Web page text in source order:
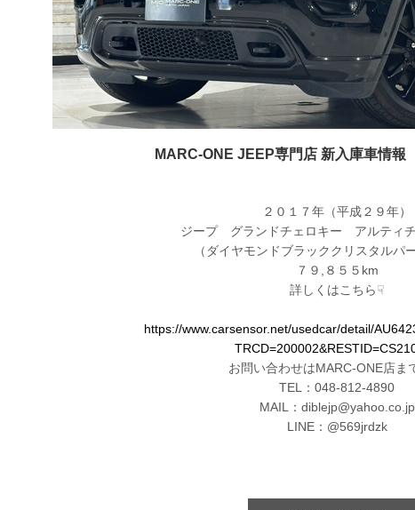
MARC-ONE JEEP専門店 新入庫車情報
２０１７年（平成２９年）
ジープ グランドチェロキー アルティ
（ダイヤモンドブラッククリスタルパ
７９,８５５km
詳しくはこちら☟
https://www.carsensor.net/usedcar/detail/
お問い合わせはMARC-ONE店ま
TEL：048-812-4890
MAIL：diblejp@yahoo.co.jp
LINE：@569jrdzk